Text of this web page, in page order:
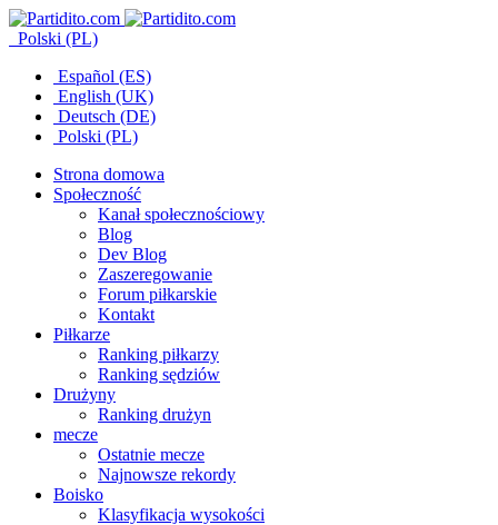
Polski (PL)
Español (ES)
English (UK)
Deutsch (DE)
Polski (PL)
Strona domowa
Społeczność
Kanał społecznościowy
Blog
Dev Blog
Zaszeregowanie
Forum piłkarskie
Kontakt
Piłkarze
Ranking piłkarzy
Ranking sędziów
Drużyny
Ranking drużyn
mecze
Ostatnie mecze
Najnowsze rekordy
Boisko
Klasyfikacja wysokości